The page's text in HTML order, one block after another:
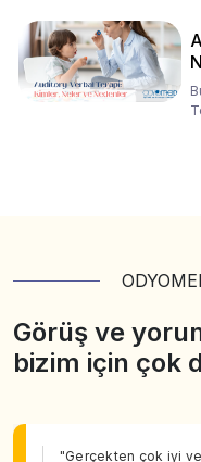
Görüş ve
bizim için çok
"Gerçekten çok iyi